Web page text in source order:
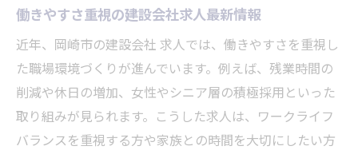
働きやすさ重視の建設会社求人最新情報
近年、岡崎市の建設会社 求人では、働きやすさを重視し
た職場環境づくりが進んでいます。例えば、残業時間の
削減や休日の増加、女性やシニア層の積極採用といった
取り組みが見られます。こうした求人は、ワークライフ
バランスを重視する方や家族との時間を大切にしたい方